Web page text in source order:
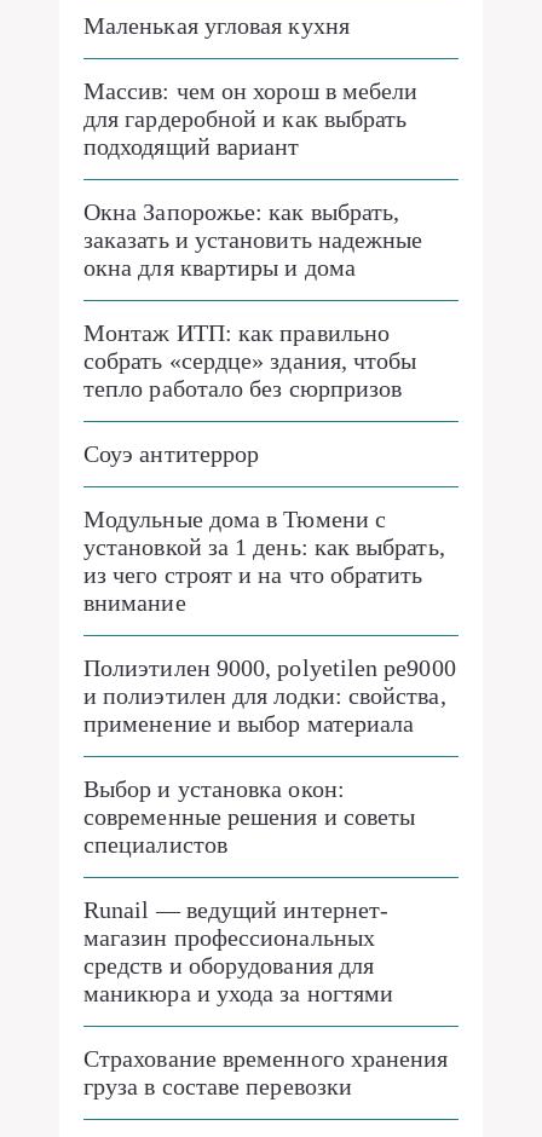
Маленькая угловая кухня
Массив: чем он хорош в мебели
для гардеробной и как выбрать
подходящий вариант
Окна Запорожье: как выбрать,
заказать и установить надежные
окна для квартиры и дома
Монтаж ИТП: как правильно
собрать «сердце» здания, чтобы
тепло работало без сюрпризов
Соуэ антитеррор
Модульные дома в Тюмени с
установкой за 1 день: как выбрать,
из чего строят и на что обратить
внимание
Полиэтилен 9000, polyetilen pe9000
и полиэтилен для лодки: свойства,
применение и выбор материала
Выбор и установка окон:
современные решения и советы
специалистов
Runail — ведущий интернет-
магазин профессиональных
средств и оборудования для
маникюра и ухода за ногтями
Страхование временного хранения
груза в составе перевозки